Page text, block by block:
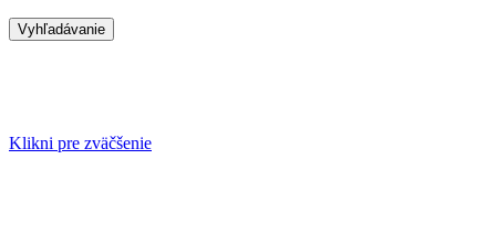
Vyhľadávanie
Klikni pre zväčšenie